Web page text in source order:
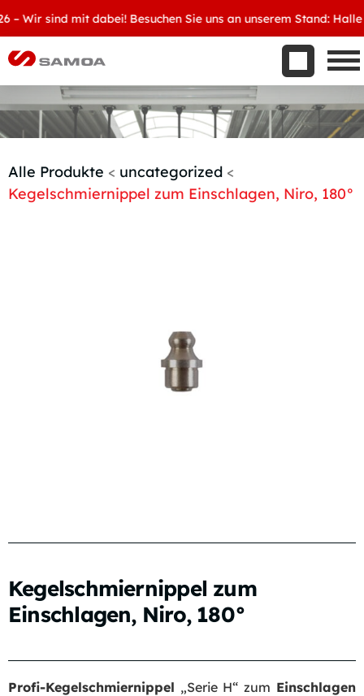
Wir sind mit dabei! Besuchen Sie uns an unserem Stand: Halle
Aktuelles
Kontakt
Handelspartner werden
Alle Produkte < uncategorized <
Kegelschmiernippel zum Einschlagen, Niro, 180°
Kegelschmiernippel zum
Einschlagen, Niro, 180°
Profi-Kegelschmiernippel „Serie H“ zum Einschlagen